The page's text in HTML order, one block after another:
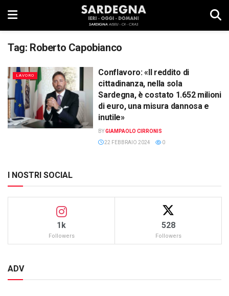
Tag: Roberto Capobianco
LAVORO
Conflavoro: «Il reddito di
cittadinanza, nella sola
Sardegna, è costato 1.652 milioni
di euro, una misura dannosa e
inutile»
BYGIAMPAOLO CIRRONIS
22 FEBBRAIO 2024
0
I NOSTRI SOCIAL
1k
Followers
528
Followers
ADV